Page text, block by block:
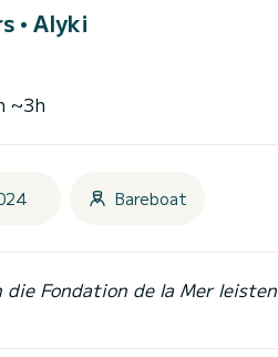
• Alyki
~3h
Bareboat
die Fondation de la Mer leisten